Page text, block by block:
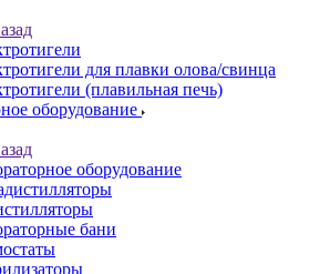
для плавки олова/свинца
(плавильная печь)
оборудование
оборудование
бани